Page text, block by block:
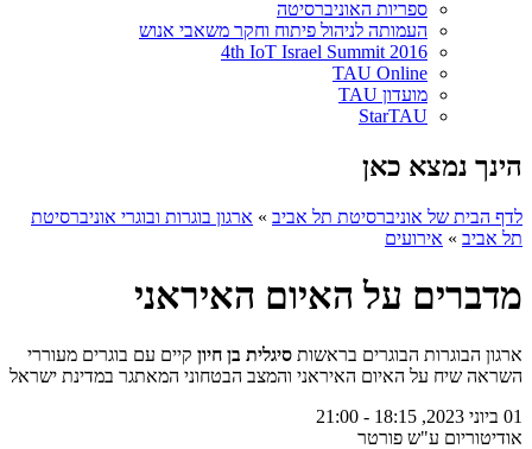
ספריות האוניברסיטה
העמותה לניהול פיתוח וחקר משאבי אנוש
4th IoT Israel Summit 2016
TAU Online
מועדון TAU
StarTAU
הינך נמצא כאן
לדף הבית של אוניברסיטת תל אביב » ארגון בוגרות ובוגרי אוניברסיטת
תל אביב » אירועים
מדברים על האיום האיראני
ארגון הבוגרות הבוגרים בראשות סיגלית בן חיון קיים עם בוגרים מעוררי
השראה שיח על האיום האיראני והמצב הבטחוני המאתגר במדינת ישראל
01 ביוני 2023, 18:15 - 21:00
אודיטוריום ע"ש פורטר